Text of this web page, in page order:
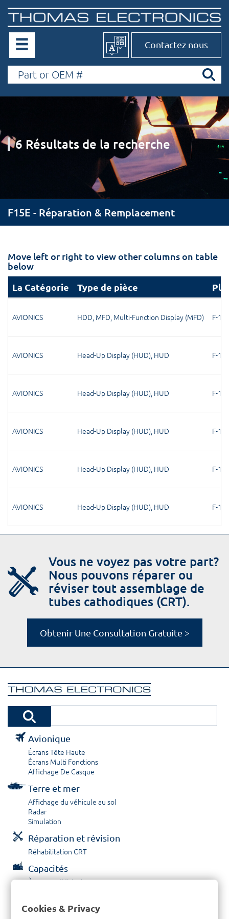
Contactez nous
6 Résultats de la recherche
F15E - Réparation & Remplacement
Move left or right to view other columns on table
below
La Catégorie
Type de pièce
AVIONICS HDD, MFD, Multi-Function Display (MFD) F-15
AVIONICS Head-Up Display (HUD), HUD F-15
AVIONICS Head-Up Display (HUD), HUD F-15
AVIONICS Head-Up Display (HUD), HUD F-15
AVIONICS Head-Up Display (HUD), HUD F-15
AVIONICS Head-Up Display (HUD), HUD F-15
Vous ne voyez pas votre part?
Nous pouvons réparer ou
réviser tout assemblage de
tubes cathodiques (CRT).
Obtenir Une Consultation Gratuite >
Avionique
Écrans Tête Haute
Écrans Multi Fonctions
Affichage De Casque
Terre et mer
Affichage du véhicule au sol
Radar
Simulation
Réparation et révision
Réhabilitation CRT
Capacités
À propos / Historique
Cookies & Privacy